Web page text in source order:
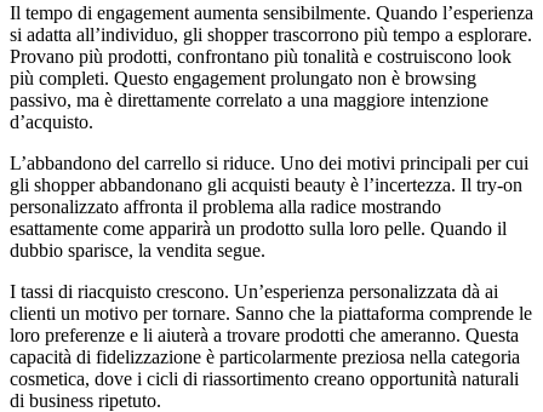
Il tempo di engagement aumenta sensibilmente. Quando l’esperienza
si adatta all’individuo, gli shopper trascorrono più tempo a esplorare.
Provano più prodotti, confrontano più tonalità e costruiscono look
più completi. Questo engagement prolungato non è browsing
passivo, ma è direttamente correlato a una maggiore intenzione
d’acquisto.
L’abbandono del carrello si riduce. Uno dei motivi principali per cui
gli shopper abbandonano gli acquisti beauty è l’incertezza. Il try-on
personalizzato affronta il problema alla radice mostrando
esattamente come apparirà un prodotto sulla loro pelle. Quando il
dubbio sparisce, la vendita segue.
I tassi di riacquisto crescono. Un’esperienza personalizzata dà ai
clienti un motivo per tornare. Sanno che la piattaforma comprende le
loro preferenze e li aiuterà a trovare prodotti che ameranno. Questa
capacità di fidelizzazione è particolarmente preziosa nella categoria
cosmetica, dove i cicli di riassortimento creano opportunità naturali
di business ripetuto.